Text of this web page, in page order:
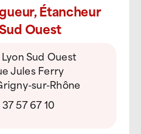
Étancheur
Ouest
Sud Ouest
Jules Ferry
sur-Rhône
57 67 10